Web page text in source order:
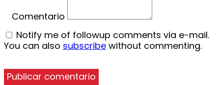
Comentario
Notify me of followup comments via e-mail.
You can also subscribe without commenting.